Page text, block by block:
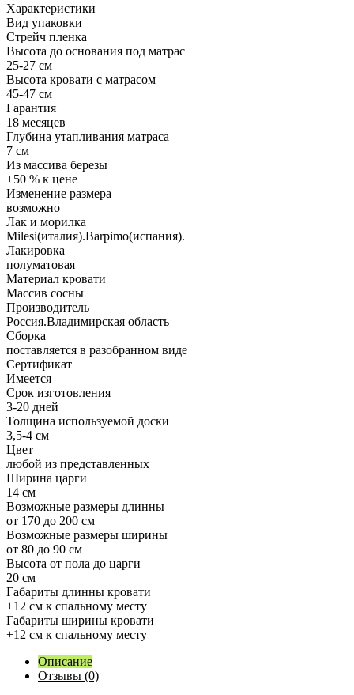
Характеристики
Вид упаковки
Стрейч пленка
Высота до основания под матрас
25-27 см
Высота кровати с матрасом
45-47 см
Гарантия
18 месяцев
Глубина утапливания матраса
7 см
Из массива березы
+50 % к цене
Изменение размера
возможно
Лак и морилка
Milesi(италия).Barpimo(испания).
Лакировка
полуматовая
Материал кровати
Массив сосны
Производитель
Россия.Владимирская область
Сборка
поставляется в разобранном виде
Сертификат
Имеется
Срок изготовления
3-20 дней
Толщина используемой доски
3,5-4 см
Цвет
любой из представленных
Ширина царги
14 см
Возможные размеры длинны
от 170 до 200 см
Возможные размеры ширины
от 80 до 90 см
Высота от пола до царги
20 см
Габариты длинны кровати
+12 см к спальному месту
Габариты ширины кровати
+12 см к спальному месту
Описание
Отзывы (0)